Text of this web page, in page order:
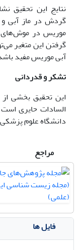
نتایج این تحقیق
گردش در ماز آبی و
موریس در موش‌های
گرفتن این متغیر
آبی موریس مفید
تشکر و قدردانی
این تحقیق بخشی
السادات حایری
دانشگاه علوم
مراجع
فایل ها